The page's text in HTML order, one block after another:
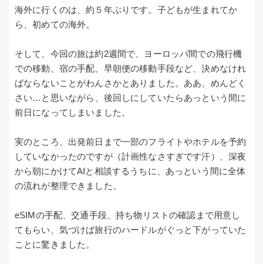
海外に行くのは、約５年ぶりです。子どもが生まれてか
ら、初めての海外。
そして、今回の旅は約2週間で、ヨーロッパ間での飛行機
での移動、宿の手配、早朝便の移動手段など、決めなけれ
ばならないことがわんさかとありました。ああ、めんどく
さい…と思いながら、後回しにしていたらあっという間に
前日になってしまいました。
実のところ、出発前日まで一部のフライトやホテルを予約
していなかったのですが（計画性なさすぎです汗）、深夜
から朝にかけてAIと相談するうちに、あっという間に全体
の流れが整理できました。
eSIMの手配、交通手段、持ち物リストの確認まで用意し
てもらい、気づけば旅行のハードルがぐっと下がっていた
ことに驚きました。